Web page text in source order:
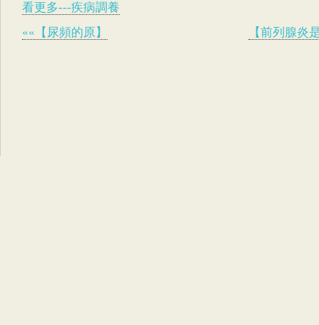
看更多---疾病調養
««【尿頻的原】
【前列腺炎